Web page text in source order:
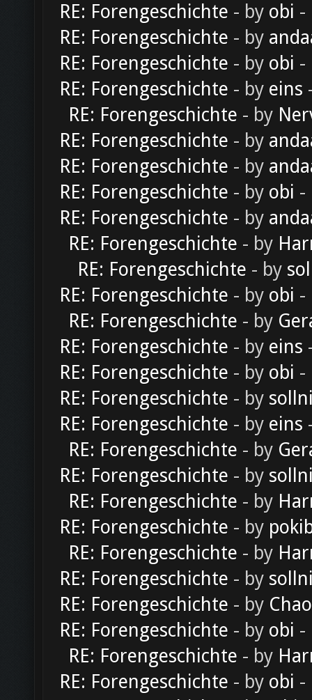
RE: Forengeschichte - by obi -
RE: Forengeschichte - by
RE: Forengeschichte - by obi -
RE: Forengeschichte - by eins
RE: Forengeschichte - by
RE: Forengeschichte - by
RE: Forengeschichte - by
RE: Forengeschichte - by obi -
RE: Forengeschichte - by
RE: Forengeschichte - by
RE: Forengeschichte - by
RE: Forengeschichte - by obi -
RE: Forengeschichte - by
RE: Forengeschichte - by eins
RE: Forengeschichte - by obi -
RE: Forengeschichte - by
RE: Forengeschichte - by eins
RE: Forengeschichte - by
RE: Forengeschichte - by
RE: Forengeschichte - by
RE: Forengeschichte - by
RE: Forengeschichte - by
RE: Forengeschichte - by
RE: Forengeschichte - by
RE: Forengeschichte - by obi -
RE: Forengeschichte - by
RE: Forengeschichte - by obi -